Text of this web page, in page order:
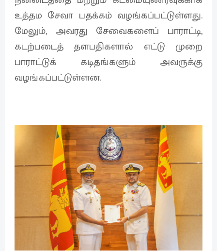
உத்தம சேவா பதக்கம் வழங்கப்பட்டுள்ளது.
மேலும், அவரது சேவைகளைப் பாராட்டி,
கடற்படைத் தளபதிகளால் எட்டு முறை
பாராட்டுக் கடிதங்களும் அவருக்கு
வழங்கப்பட்டுள்ளன.